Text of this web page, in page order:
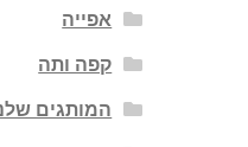
אפייה
קפה ותה
המותגים